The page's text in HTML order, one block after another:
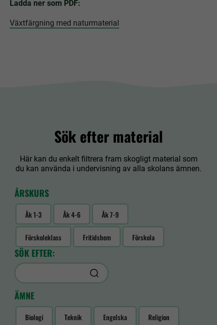
Ladda ner som PDF:
Växtfärgning med naturmaterial
Sök efter material
Här kan du enkelt filtrera fram skogligt material som
du kan använda i undervisning av alla skolans ämnen.
ÅRSKURS
Åk 1-3 Åk 4-6 Åk 7-9
Förskoleklass Fritidshem Förskola
SÖK EFTER:
ÄMNE
Biologi Teknik Engelska Religion